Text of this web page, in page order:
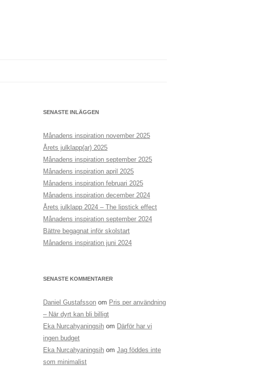
SENASTE INLÄGGEN
Månadens inspiration november 2025
Årets julklapp(ar) 2025
Månadens inspiration september 2025
Månadens inspiration april 2025
Månadens inspiration februari 2025
Månadens inspiration december 2024
Årets julklapp 2024 – The lipstick effect
Månadens inspiration september 2024
Bättre begagnat inför skolstart
Månadens inspiration juni 2024
SENASTE KOMMENTARER
Daniel Gustafsson om Pris per användning
– När dyrt kan bli billigt
Eka Nurcahyaningsih om Därför har vi
ingen budget
Eka Nurcahyaningsih om Jag föddes inte
som minimalist